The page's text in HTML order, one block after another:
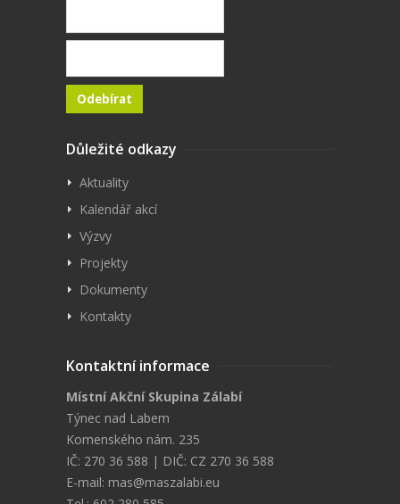
Důležité odkazy
Aktuality
Kalendář akcí
Výzvy
Projekty
Dokumenty
Kontakty
Kontaktní informace
Místní Akční Skupina Zálabí
Týnec nad Labem
Komenského nám. 235
IČ: 270 36 588 | DIČ: CZ 270 36 588
E-mail: mas@maszalabi.eu